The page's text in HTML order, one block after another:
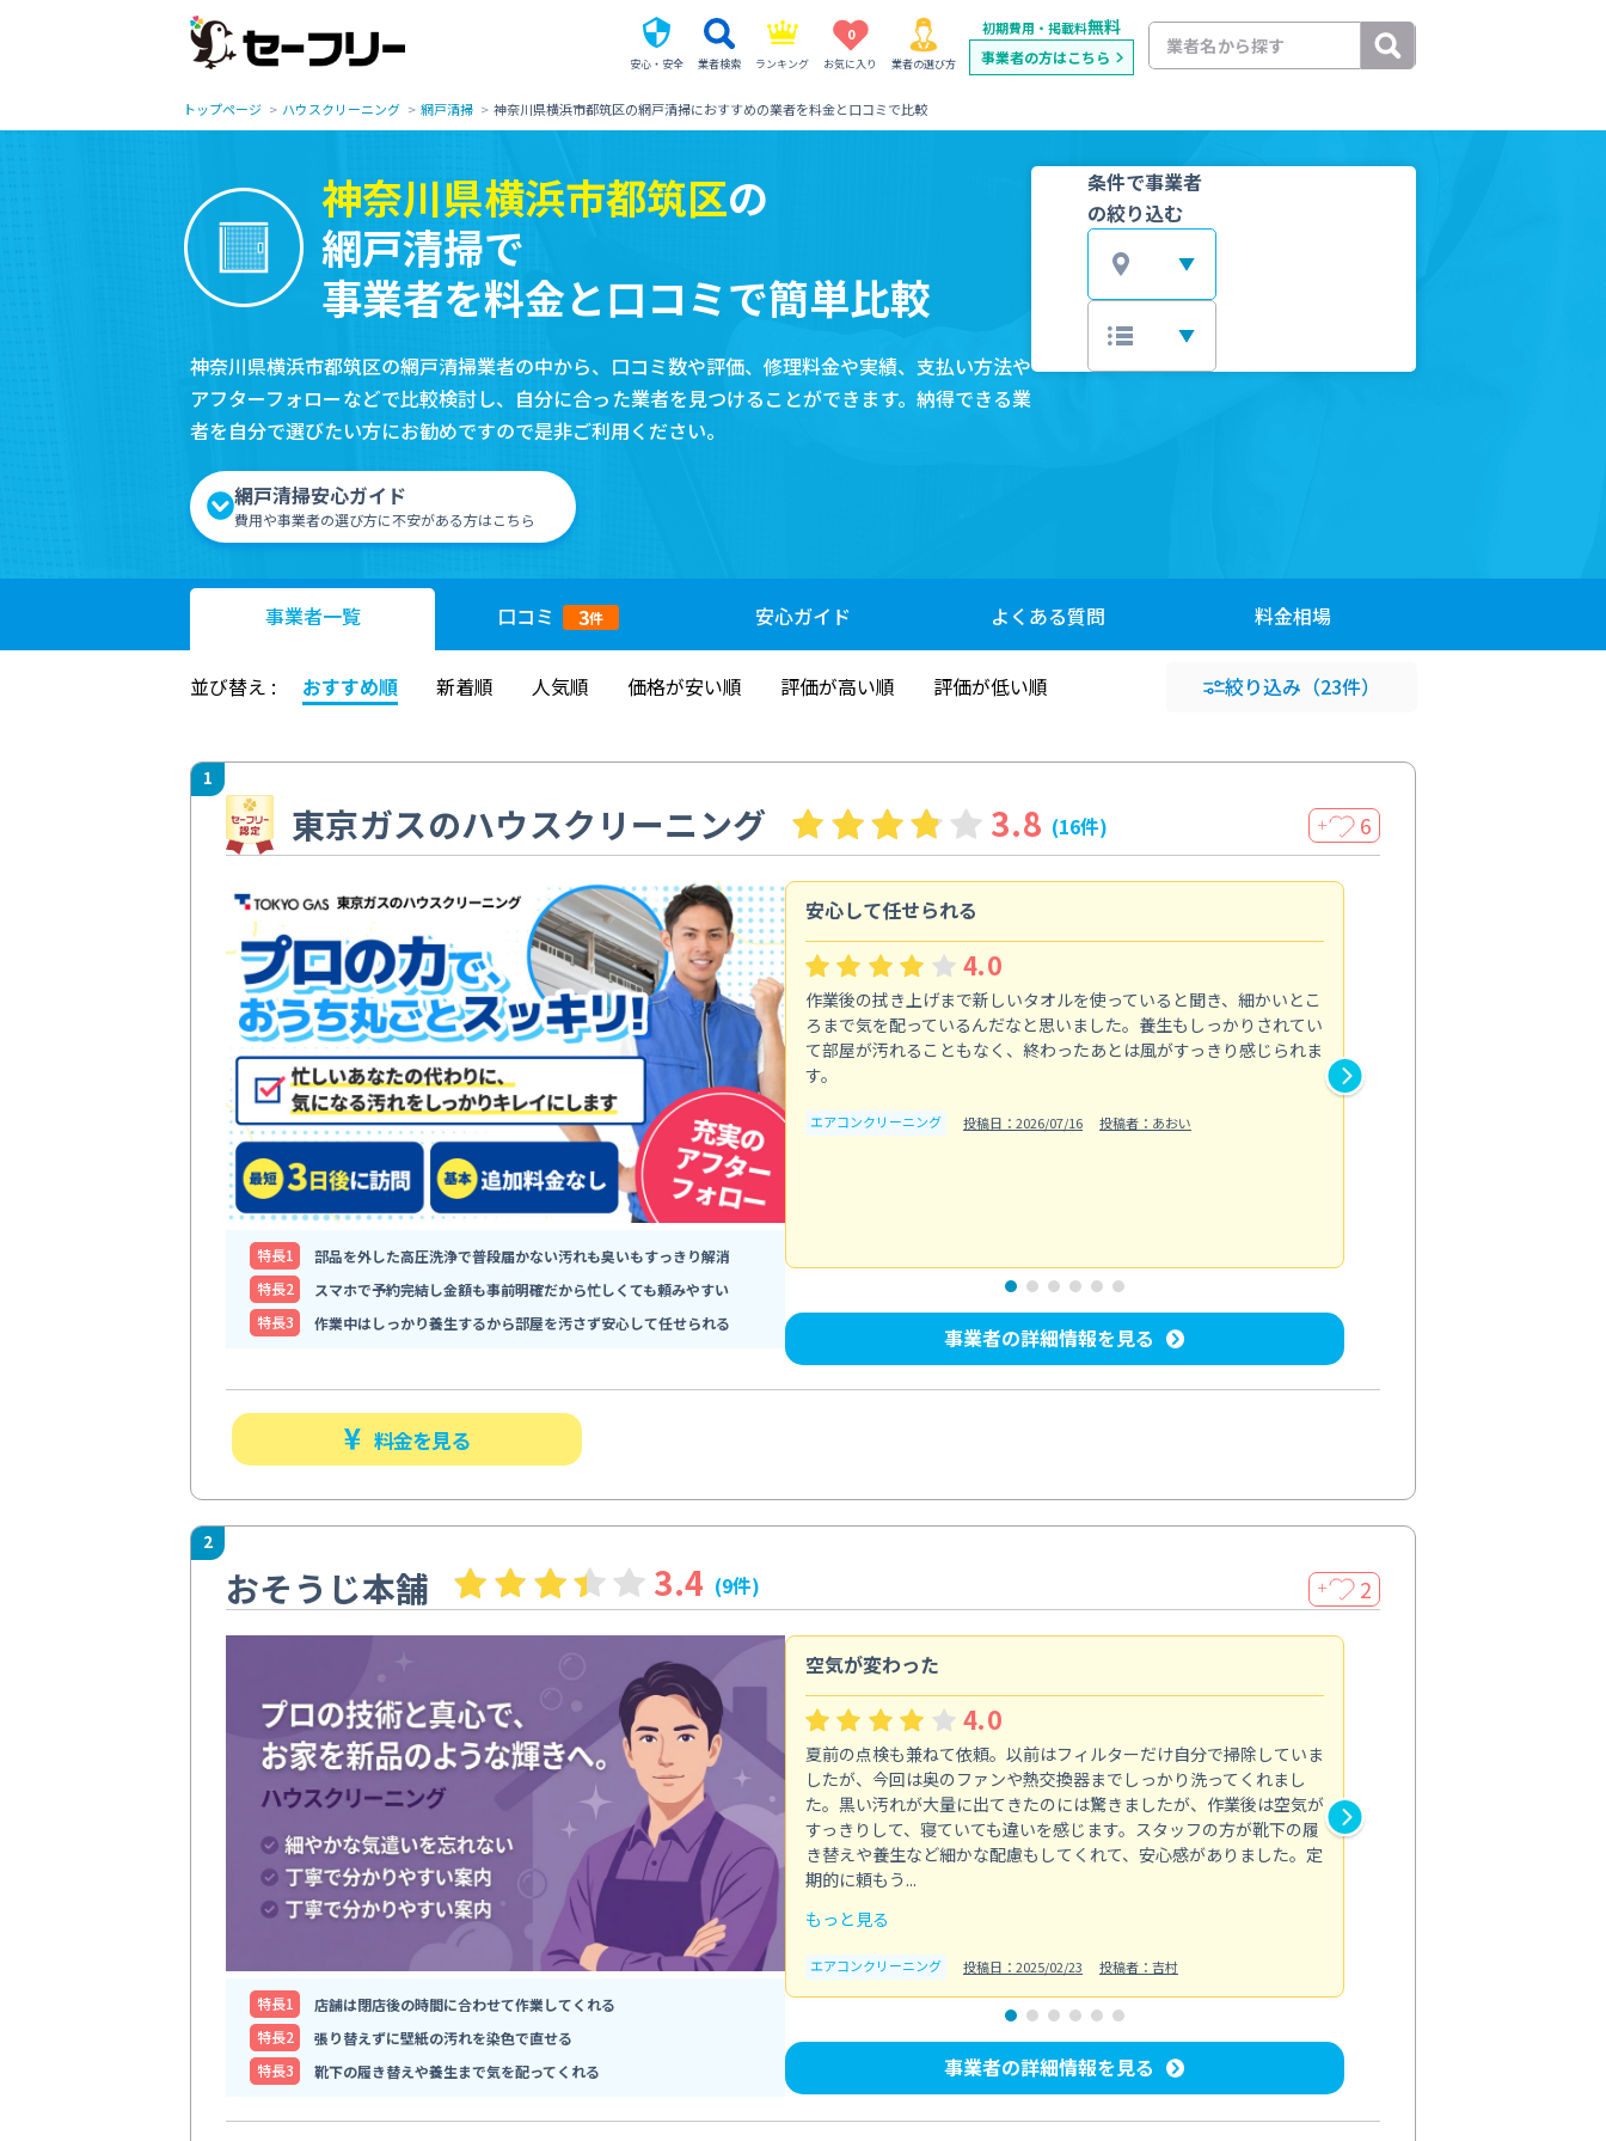
安心・安全 業者検索 ランキング
0
お気に入り 業者の選び方
初期費用・掲載料無料
事業者の方はこちら
トップページ ハウスクリーニング 網戸清掃 神奈川県横浜市都筑区の網戸清掃におすすめの業者を料金と口コミで比較
神奈川県横浜市都筑区の
網戸清掃で
事業者を料金と口コミで簡単比較
神奈川県横浜市都筑区の網戸清掃業者の中から、口コミ数や評価、修理料金や実績、支払い方法や
アフターフォローなどで比較検討し、自分に合った業者を見つけることができます。納得できる業
者を自分で選びたい方にお勧めですので是非ご利用ください。
網戸清掃安心ガイド
費用や事業者の選び方に不安がある方はこちら
条件で事業者
の絞り込む
事業者一覧 口コミ 3件 安心ガイド よくある質問 料金相場
並び替え : おすすめ順 新着順 人気順 価格が安い順 評価が高い順 評価が低い順 絞り込み （23件）
1
東京ガスのハウスクリーニング 3.8 (16件) ＋ 6
特⻑1
部品を外した高圧洗浄で普段届かない汚れも臭いもすっきり解消
特⻑2
スマホで予約完結し金額も事前明確だから忙しくても頼みやすい
特⻑3
作業中はしっかり養生するから部屋を汚さず安心して任せられる
安心して任せられる
4.0
作業後の拭き上げまで新しいタオルを使っていると聞き、細かいとこ
ろまで気を配っているんだなと思いました。養生もしっかりされてい
て部屋が汚れることもなく、終わったあとは風がすっきり感じられま
す。
エアコンクリーニング 投稿日：2026/07/16 投稿者：あおい
事業者の詳細情報を見る
料金を見る
2
おそうじ本舗 3.4 (9件) ＋ 2
特⻑1
店舗は閉店後の時間に合わせて作業してくれる
特⻑2
張り替えずに壁紙の汚れを染色で直せる
特⻑3
靴下の履き替えや養生まで気を配ってくれる
空気が変わった
4.0
夏前の点検も兼ねて依頼。以前はフィルターだけ自分で掃除していま
したが、今回は奥のファンや熱交換器までしっかり洗ってくれまし
た。黒い汚れが大量に出てきたのには驚きましたが、作業後は空気が
すっきりして、寝ていても違いを感じます。スタッフの方が靴下の履
き替えや養生など細かな配慮もしてくれて、安心感がありました。定
期的に頼もう...
もっと見る
エアコンクリーニング 投稿日：2025/02/23 投稿者：吉村
事業者の詳細情報を見る